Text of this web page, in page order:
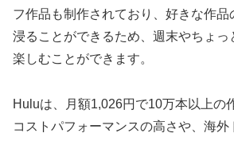
フ作品も制作されており、好きな作品
浸ることができるため、週末やちょっ
楽しむことができます。
Huluは、月額1,026円で10万本以上の
コストパフォーマンスの高さや、海